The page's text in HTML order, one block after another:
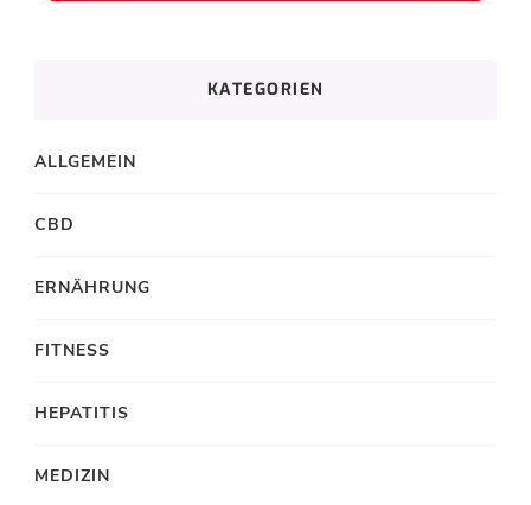
KATEGORIEN
ALLGEMEIN
CBD
ERNÄHRUNG
FITNESS
HEPATITIS
MEDIZIN